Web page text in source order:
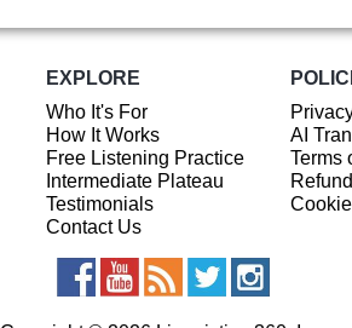
EXPLORE
Who It's For
How It Works
Free Listening Practice
Intermediate Plateau
Testimonials
Contact Us
AI
Terms